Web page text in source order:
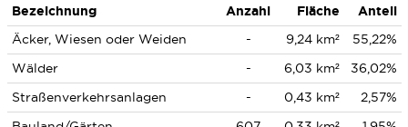
Bezeichnung Anzahl Fläche
Anteil
Äcker, Wiesen oder Weiden
- 9,24 km²
55,22%
Wälder
- 6,03 km²
36,02%
Straßenverkehrsanlagen
- 0,43 km²
2,57%